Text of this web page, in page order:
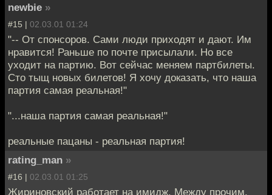
newbie »
#15 | 02.03.01 01:24
"-- От спонсоров. Сами люди приходят и дают. Им
нравится! Раньше по почте присылали. Но все
уходит на партию. Вот сейчас меняем партбилеты.
Сто тыщ новых билетов! Я хочу доказать, что наша
партия самая реальная!"
"...наша партия самая реальная!"
реальные пацаны - реальная партия!
rating_man »
#16 | 02.03.01 01:25
Жириновский работает на имидж. Между прочим,